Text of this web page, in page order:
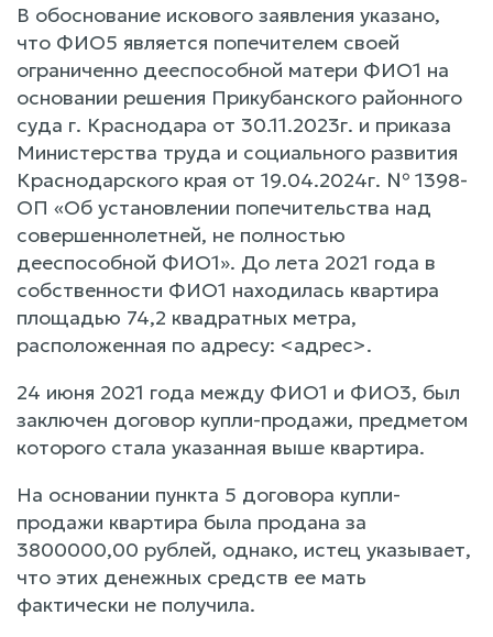
В обоснование искового заявления указано,
что ФИО5 является попечителем своей
ограниченно дееспособной матери ФИО1 на
основании решения Прикубанского районного
суда г. Краснодара от 30.11.2023г. и приказа
Министерства труда и социального развития
Краснодарского края от 19.04.2024г. № 1398-
ОП «Об установлении попечительства над
совершеннолетней, не полностью
дееспособной ФИО1». До лета 2021 года в
собственности ФИО1 находилась квартира
площадью 74,2 квадратных метра,
расположенная по адресу: <адрес>.
24 июня 2021 года между ФИО1 и ФИО3, был
заключен договор купли-продажи, предметом
которого стала указанная выше квартира.
На основании пункта 5 договора купли-
продажи квартира была продана за
3800000,00 рублей, однако, истец указывает,
что этих денежных средств ее мать
фактически не получила.